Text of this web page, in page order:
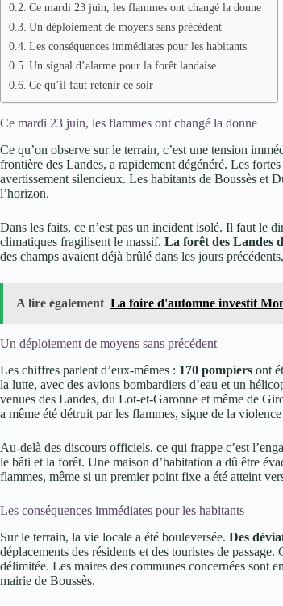
Ce mardi 23 juin, les flammes ont changé la donne
Un déploiement de moyens sans précédent
Les conséquences immédiates pour les habitants
Un signal d’alarme pour la forêt landaise
Ce qu’il faut retenir ce soir
Ce mardi 23 juin, les flammes ont changé la donne
Ce qu’on observe sur le terrain, c’est une tension
frontière des Landes, a rapidement dégénéré. Les
avertissement silencieux. Les habitants de Boussès et
l’horizon.
Dans les faits, ce n’est pas un incident isolé. Il faut le
climatiques fragilisent le massif. La forêt des Landes
des champs avaient déjà brûlé dans les jours
A lire également La foire d'automne investit
Un déploiement de moyens sans précédent
Les chiffres parlent d’eux-mêmes : 170 pompiers ont
la lutte, avec des avions bombardiers d’eau et un
venues des Landes, du Lot-et-Garonne et même de
a même été détruit par les flammes, signe de la
Au-delà des discours officiels, ce qui frappe c’est
le bâti et la forêt. Une maison d’habitation a dû être
flammes, même si un premier point fixe a été atteint
Les conséquences immédiates pour les habitants
Sur le terrain, la vie locale a été bouleversée. Des
déplacements des résidents et des touristes de
délimitée. Les maires des communes concernées sont
mairie de Boussès.